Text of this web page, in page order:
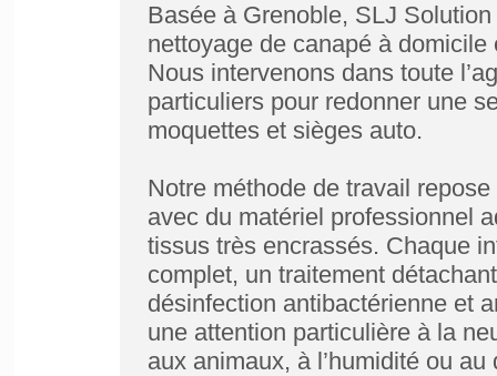
Basée à Grenoble, SLJ
nettoyage de canapé à domicile
Nous intervenons dans toute
particuliers pour redonner une
moquettes et sièges auto.
Notre méthode de travail
avec du matériel professionnel
tissus très encrassés. Chaque
complet, un traitement
désinfection antibactérienne et
une attention particulière à la
aux animaux, à l’humidité ou